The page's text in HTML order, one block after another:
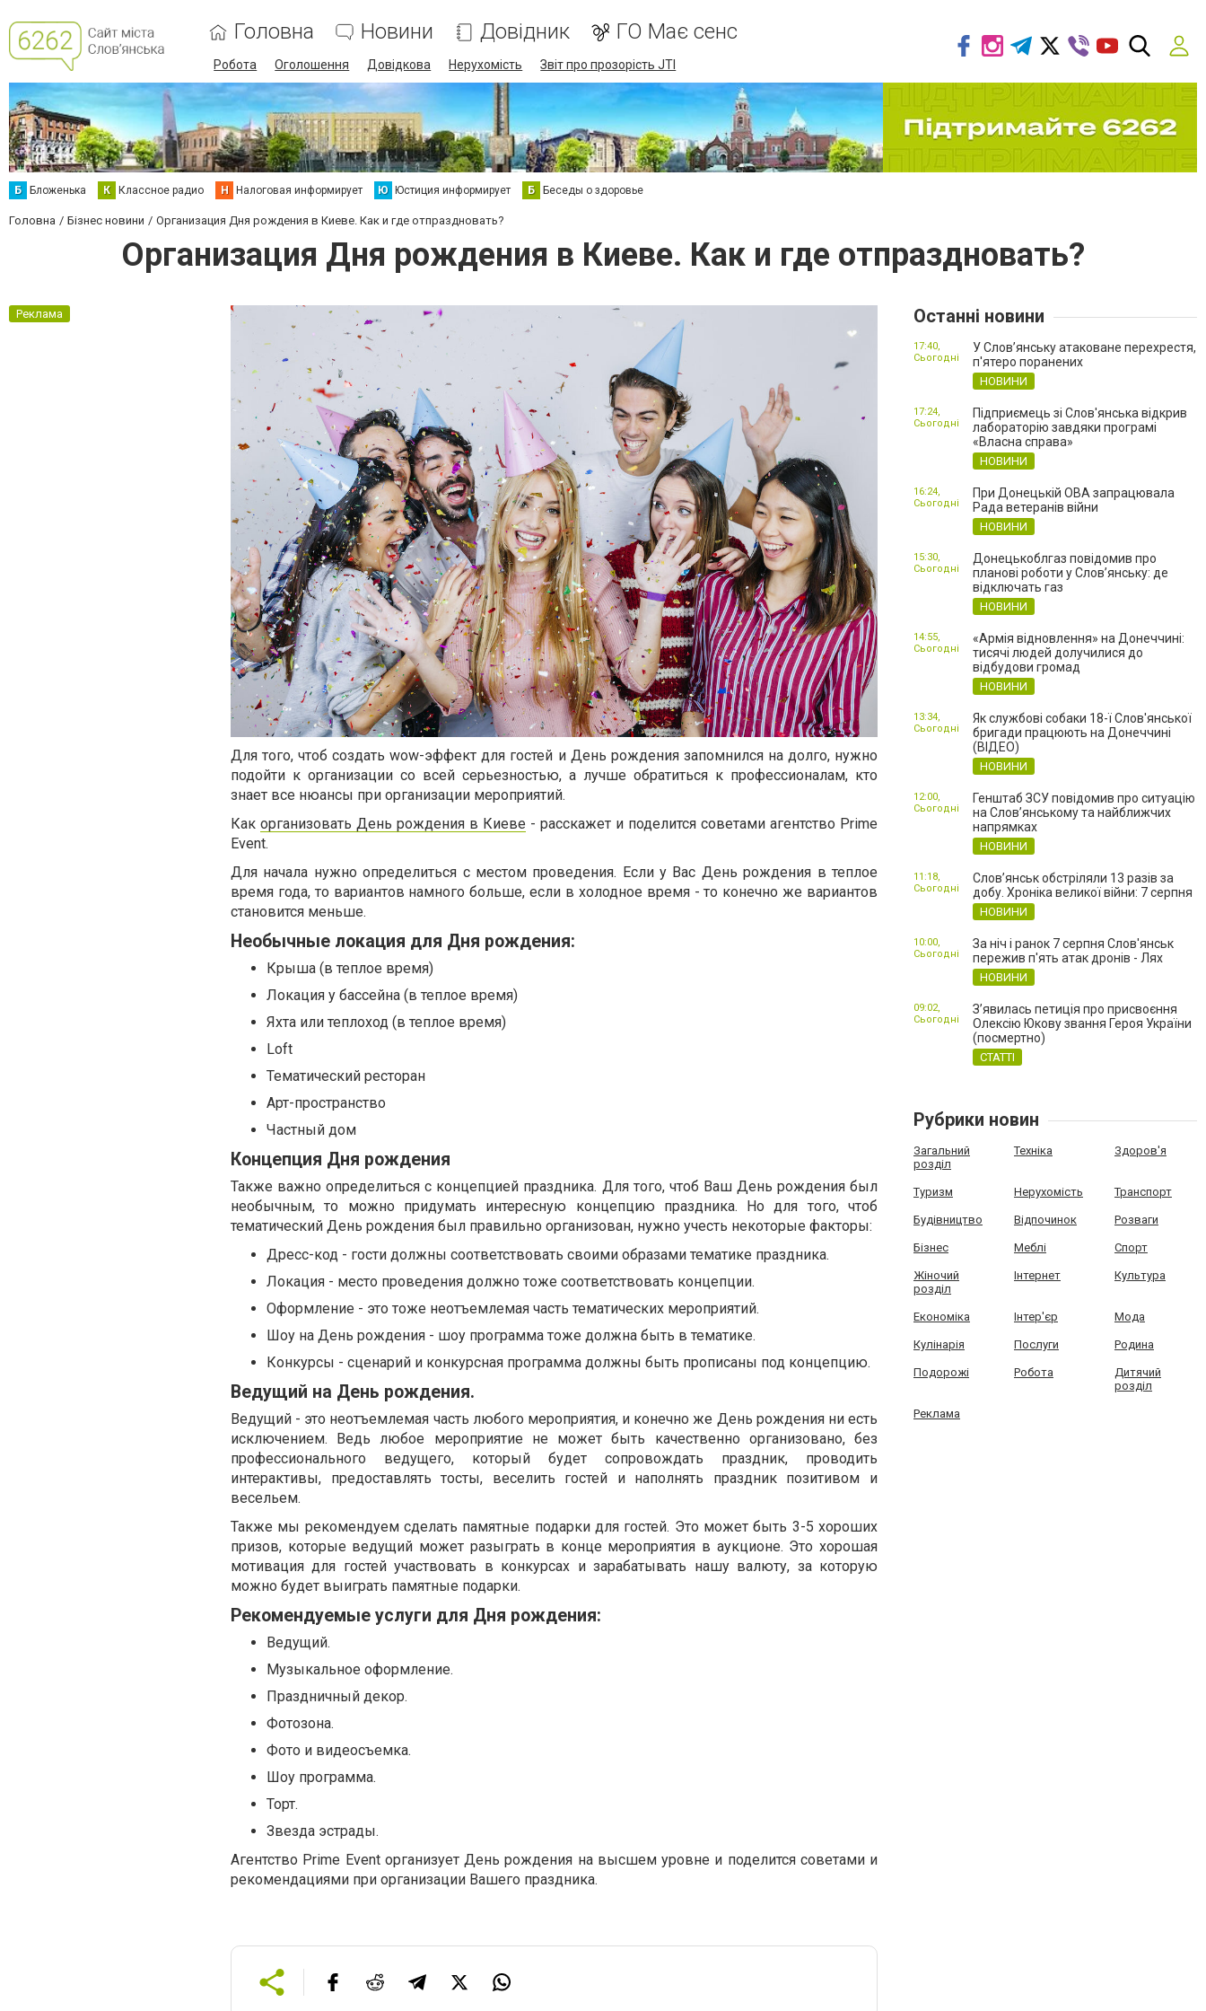
Головна Новини Довідник ГО Має сенс
Робота Оголошення Довідкова Нерухомість Звіт про прозорість JTI
Б Бложенька К Классное радио Н Налоговая информирует Ю Юстиция информирует Б Беседы о здоровье
Головна Бізнес новини Организация Дня рождения в Киеве. Как и где отпраздновать?
Организация Дня рождения в Киеве. Как и где отпраздновать?
Реклама
Для того, чтоб создать wow-эффект для гостей и День рождения запомнился на долго, нужно
подойти к организации со всей серьезностью, а лучше обратиться к профессионалам, кто
знает все нюансы при организации мероприятий.
Как организовать День рождения в Киеве - расскажет и поделится советами агентство Prime
Event.
Для начала нужно определиться с местом проведения. Если у Вас День рождения в теплое
время года, то вариантов намного больше, если в холодное время - то конечно же вариантов
становится меньше.
Необычные локация для Дня рождения:
Крыша (в теплое время)
Локация у бассейна (в теплое время)
Яхта или теплоход (в теплое время)
Loft
Тематический ресторан
Арт-пространство
Частный дом
Концепция Дня рождения
Также важно определиться с концепцией праздника. Для того, чтоб Ваш День рождения был
необычным, то можно придумать интересную концепцию праздника. Но для того, чтоб
тематический День рождения был правильно организован, нужно учесть некоторые факторы:
Дресс-код - гости должны соответствовать своими образами тематике праздника.
Локация - место проведения должно тоже соответствовать концепции.
Оформление - это тоже неотъемлемая часть тематических мероприятий.
Шоу на День рождения - шоу программа тоже должна быть в тематике.
Конкурсы - сценарий и конкурсная программа должны быть прописаны под концепцию.
Ведущий на День рождения.
Ведущий - это неотъемлемая часть любого мероприятия, и конечно же День рождения ни есть
исключением. Ведь любое мероприятие не может быть качественно организовано, без
профессионального ведущего, который будет сопровождать праздник, проводить
интерактивы, предоставлять тосты, веселить гостей и наполнять праздник позитивом и
весельем.
Также мы рекомендуем сделать памятные подарки для гостей. Это может быть 3-5 хороших
призов, которые ведущий может разыграть в конце мероприятия в аукционе. Это хорошая
мотивация для гостей участвовать в конкурсах и зарабатывать нашу валюту, за которую
можно будет выиграть памятные подарки.
Рекомендуемые услуги для Дня рождения:
Ведущий.
Музыкальное оформление.
Праздничный декор.
Фотозона.
Фото и видеосъемка.
Шоу программа.
Торт.
Звезда эстрады.
Агентство Prime Event организует День рождения на высшем уровне и поделится советами и
рекомендациями при организации Вашего праздника.
Останні новини
У Слов’янську атаковане перехрестя,
п'ятеро поранених
НОВИНИ
17:40,
Сьогодні
Підприємець зі Слов'янська відкрив
лабораторію завдяки програмі
«Власна справа»
НОВИНИ
17:24,
Сьогодні
При Донецькій ОВА запрацювала
Рада ветеранів війни
НОВИНИ
16:24,
Сьогодні
Донецькоблгаз повідомив про
планові роботи у Слов’янську: де
відключать газ
НОВИНИ
15:30,
Сьогодні
«Армія відновлення» на Донеччині:
тисячі людей долучилися до
відбудови громад
НОВИНИ
14:55,
Сьогодні
Як службові собаки 18-ї Слов'янської
бригади працюють на Донеччині
(ВІДЕО)
НОВИНИ
13:34,
Сьогодні
Генштаб ЗСУ повідомив про ситуацію
на Слов’янському та найближчих
напрямках
НОВИНИ
12:00,
Сьогодні
Слов’янськ обстріляли 13 разів за
добу. Хроніка великої війни: 7 серпня
НОВИНИ
11:18,
Сьогодні
За ніч і ранок 7 серпня Слов'янськ
пережив п'ять атак дронів - Лях
НОВИНИ
10:00,
Сьогодні
З’явилась петиція про присвоєння
Олексію Юкову звання Героя України
(посмертно)
СТАТТІ
09:02,
Сьогодні
Рубрики новин
Загальний
розділ
Техніка Здоров'я
Туризм Нерухомість Транспорт
Будівництво Відпочинок Розваги
Бізнес Меблі Спорт
Жіночий
розділ
Інтернет Культура
Економіка Інтер'єр Мода
Кулінарія Послуги Родина
Подорожі Робота
Дитячий
розділ
Реклама